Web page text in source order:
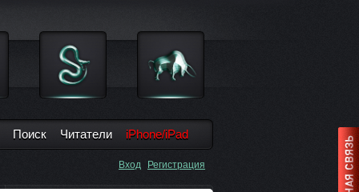
Поиск Читатели iPhone/iPad
Вход Регистрация